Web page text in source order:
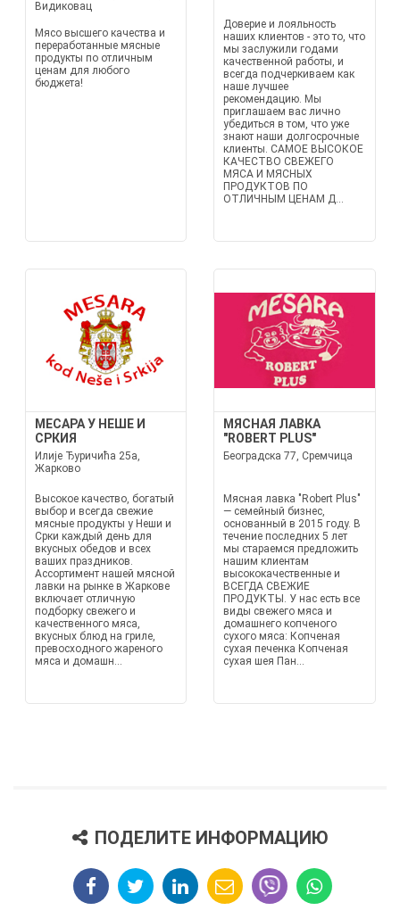
Видиковац
Мясо высшего качества и
переработанные мясные
продукты по отличным
ценам для любого
бюджета!
Доверие и лояльность
наших клиентов - это то, что
мы заслужили годами
качественной работы, и
всегда подчеркиваем как
наше лучшее
рекомендацию. Мы
приглашаем вас лично
убедиться в том, что уже
знают наши долгосрочные
клиенты. САМОЕ ВЫСОКОЕ
КАЧЕСТВО СВЕЖЕГО
МЯСА И МЯСНЫХ
ПРОДУКТОВ ПО
ОТЛИЧНЫМ ЦЕНАМ Д...
МЕСАРА У НЕШЕ И
СРКИЯ
Илије Ђуричића 25а,
Жарково
Высокое качество, богатый
выбор и всегда свежие
мясные продукты у Неши и
Срки каждый день для
вкусных обедов и всех
ваших праздников.
Ассортимент нашей мясной
лавки на рынке в Жаркове
включает отличную
подборку свежего и
качественного мяса,
вкусных блюд на гриле,
превосходного жареного
мяса и домашн...
МЯСНАЯ ЛАВКА
"ROBERT PLUS"
Београдска 77, Сремчица
Мясная лавка "Robert Plus"
— семейный бизнес,
основанный в 2015 году. В
течение последних 5 лет
мы стараемся предложить
нашим клиентам
высококачественные и
ВСЕГДА СВЕЖИЕ
ПРОДУКТЫ. У нас есть все
виды свежего мяса и
домашнего копченого
сухого мяса: Копченая
сухая печенка Копченая
сухая шея Пан...
ПОДЕЛИТЕ ИНФОРМАЦИЮ